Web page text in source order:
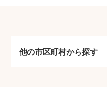
他の市区町村から探す